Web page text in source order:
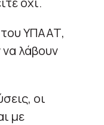
ΥΠΑΑΤ,
λάβουν
οι
με